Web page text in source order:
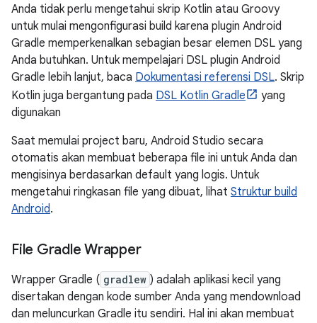
Anda tidak perlu mengetahui skrip Kotlin atau Groovy
untuk mulai mengonfigurasi build karena plugin Android
Gradle memperkenalkan sebagian besar elemen DSL yang
Anda butuhkan. Untuk mempelajari DSL plugin Android
Gradle lebih lanjut, baca Dokumentasi referensi DSL. Skrip
Kotlin juga bergantung pada DSL Kotlin Gradle
yang
digunakan
Saat memulai project baru, Android Studio secara
otomatis akan membuat beberapa file ini untuk Anda dan
mengisinya berdasarkan default yang logis. Untuk
mengetahui ringkasan file yang dibuat, lihat Struktur build
Android.
File Gradle Wrapper
Wrapper Gradle ( gradlew ) adalah aplikasi kecil yang
disertakan dengan kode sumber Anda yang mendownload
dan meluncurkan Gradle itu sendiri. Hal ini akan membuat